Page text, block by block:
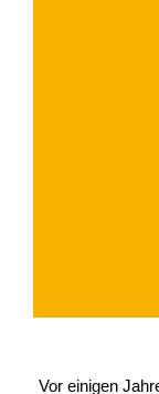
Vor einigen